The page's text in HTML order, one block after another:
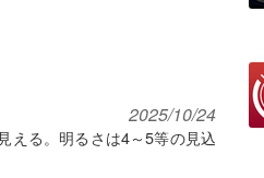
2025/10/24
える。明るさは4～5等の見込